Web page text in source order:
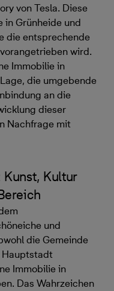
von Tesla. Diese
Grünheide und
die entsprechende
wird.
Immobilie in
die umgebende
an die
dieser
Nachfrage mit
Kultur
und
die Gemeinde
Hauptstadt
Immobilie in
Das Wahrzeichen